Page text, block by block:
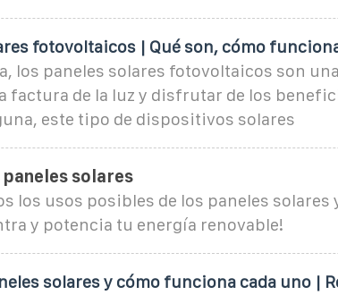
fotovoltaicos | Qué son, cómo
los paneles solares fotovoltaicos son
factura de la luz y disfrutar de los
este tipo de dispositivos solares
paneles solares
los usos posibles de los paneles solares
y potencia tu energía renovable!
solares y cómo funciona cada uno |